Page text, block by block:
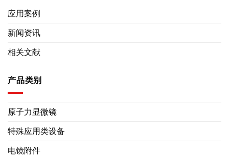
应用案例
新闻资讯
相关文献
产品类别
原子力显微镜
特殊应用类设备
电镜附件